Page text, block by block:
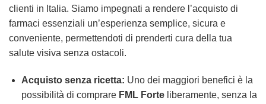
clienti in Italia. Siamo impegnati a rendere l’acquisto di
farmaci essenziali un’esperienza semplice, sicura e
conveniente, permettendoti di prenderti cura della tua
salute visiva senza ostacoli.
Acquisto senza ricetta: Uno dei maggiori benefici è la
possibilità di comprare FML Forteliberamente, senza la